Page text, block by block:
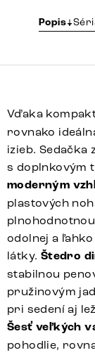
Popis
Vďaka
rovnako
izieb. Sedačka
s doplnkovým
moderným
plastových
odolnej a
látky. Štedro
stabilnou
pružinovým
pri sedení aj
Šesť veľkých
pohodlie,